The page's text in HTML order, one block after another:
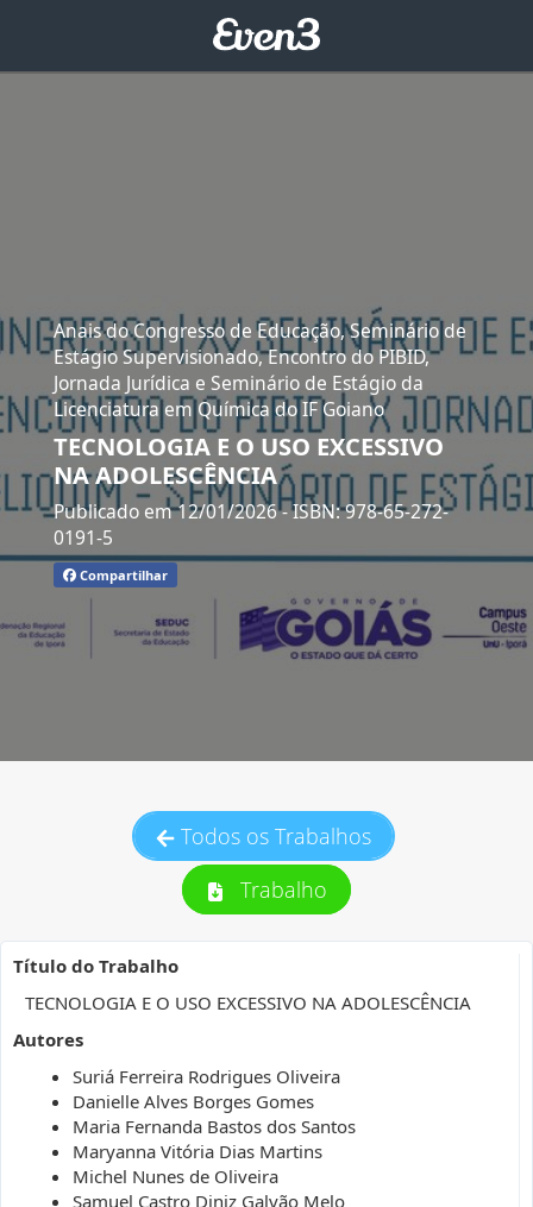
Anais do Congresso de Educação, Seminário de
Estágio Supervisionado, Encontro do PIBID,
Jornada Jurídica e Seminário de Estágio da
Licenciatura em Química do IF Goiano
TECNOLOGIA E O USO EXCESSIVO
NA ADOLESCÊNCIA
Publicado em 12/01/2026- ISBN: 978-65-272-
0191-5
Compartilhar
Todos os Trabalhos
Trabalho
Título do Trabalho
TECNOLOGIA E O USO EXCESSIVO NA ADOLESCÊNCIA
Autores
Suriá Ferreira Rodrigues Oliveira
Danielle Alves Borges Gomes
Maria Fernanda Bastos dos Santos
Maryanna Vitória Dias Martins
Michel Nunes de Oliveira
Samuel Castro Diniz Galvão Melo